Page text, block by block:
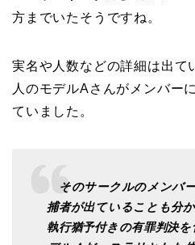
方までいたそうですね。
実名や人数などの詳細は出て
人のモデルAさんがメンバー
ていました。
そのサークルのメンバ
捕者が出ていることも分
執行猶予付きの有罪判決